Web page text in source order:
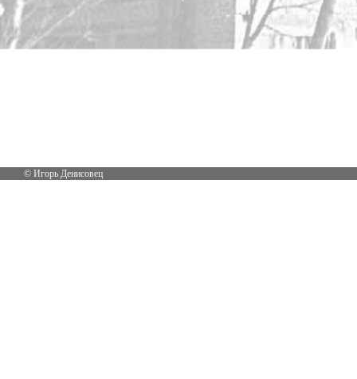
© Игорь Денисовец